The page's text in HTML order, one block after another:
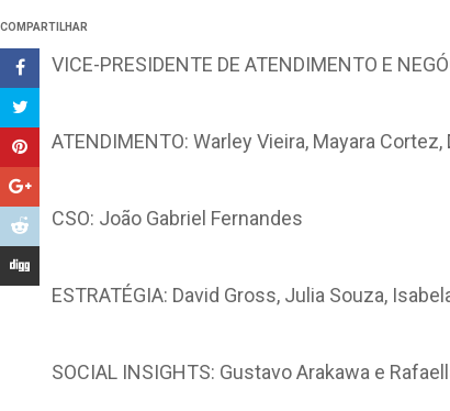
COMPARTILHAR
VICE-PRESIDENTE DE ATENDIMENTO E
ATENDIMENTO: Warley Vieira, Mayara
CSO: João Gabriel Fernandes
ESTRATÉGIA: David Gross, Julia Souza,
SOCIAL INSIGHTS: Gustavo Arakawa e